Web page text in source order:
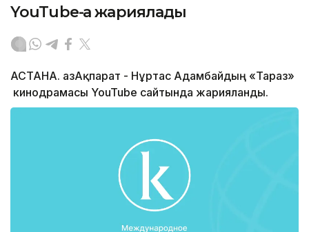
YouTube-қа жариялады
АСТАНА. ҚазАқпарат - Нұртас Адамбайдың «Тараз»
кинодрамасы YouTube сайтында жарияланды.